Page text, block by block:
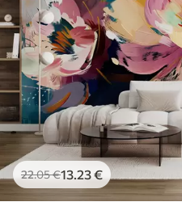
22.05€13.23€